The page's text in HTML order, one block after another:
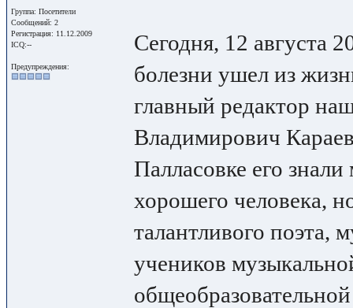
Группа: Посетители
Сообщений: 2
Регистрация: 11.12.2009
ICQ:--
Предупреждения:
Сегодня, 12 августа
болезни ушел из
главный редактор
Владимирович
Палласовке его
хорошего человека,
талантливого поэта,
учеников